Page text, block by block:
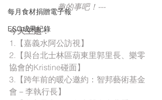
每月食材捐贈電子報
ESG成果紀錄
趣的事吧！---
今天主題：
1.【嘉義水阿公訪視】
2.【與台北士林區葫東里郭里長、樂零
協會的Kristine碰面】
3.【跨年前的暖心邀約：智邦藝術基金
會－李執行長】